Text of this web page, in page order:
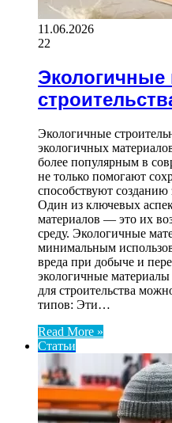
11.06.2026
22
Экологичные
экологичных
более популярным в
не только помогают
способствуют
Один из ключевых
материалов — это их
среду. Экологичные
минимальным
вреда при добыче и
экологичные
для строительства
типов: Эти…
Read More »
Статьи